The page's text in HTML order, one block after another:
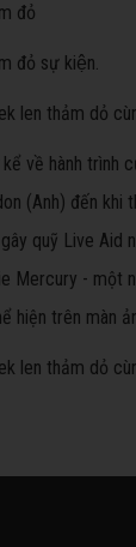
đỏ
đỏ sự kiện.
kể về hành trình
(Anh) đến khi
gây quỹ Live Aid
Mercury - một
hiện trên màn